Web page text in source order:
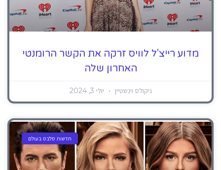
מדוע רייצ'ל לוויס זרקה את הקשר הרומנטי
האחרון שלה
ניקולס וינשטיין יולי 3, 2024
חדשות סלבס בעולם